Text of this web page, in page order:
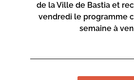
de la Ville de Bastia et
vendredi le programme
semaine à